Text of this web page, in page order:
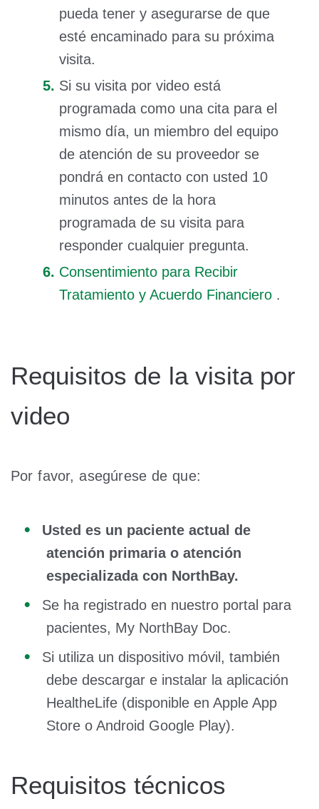
pueda tener y asegurarse de que
esté encaminado para su próxima
visita.
Si su visita por video está
programada como una cita para el
mismo día, un miembro del equipo
de atención de su proveedor se
pondrá en contacto con usted 10
minutos antes de la hora
programada de su visita para
responder cualquier pregunta.
Consentimiento para Recibir
Tratamiento y Acuerdo Financiero .
Requisitos de la visita por
video
Por favor, asegúrese de que:
Usted es un paciente actual de
atención primaria o atención
especializada con NorthBay.
Se ha registrado en nuestro portal para
pacientes, My NorthBay Doc.
Si utiliza un dispositivo móvil, también
debe descargar e instalar la aplicación
HealtheLife (disponible en Apple App
Store o Android Google Play).
Requisitos técnicos